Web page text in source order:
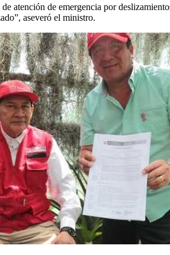
de atención de emergencia por
aseveró el ministro.